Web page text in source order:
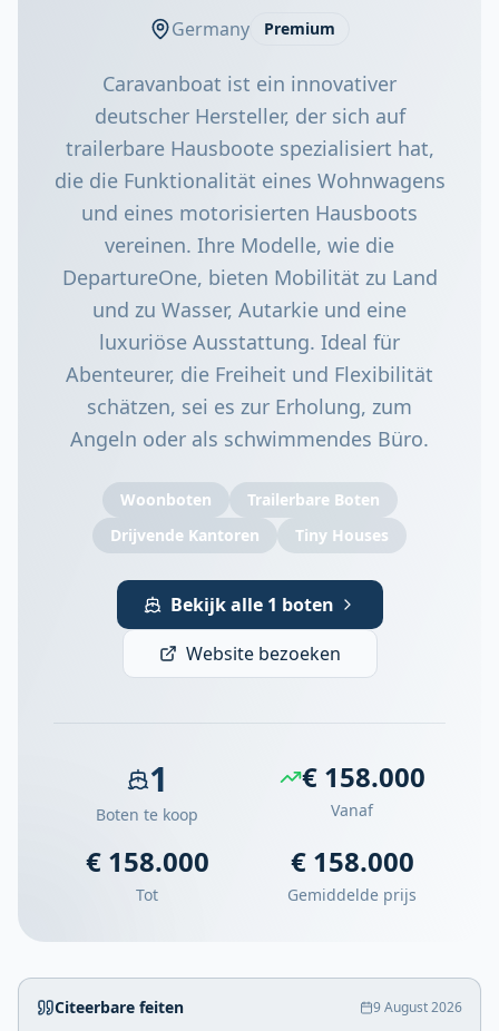
Germany Premium
Caravanboat ist ein innovativer
deutscher Hersteller, der sich auf
trailerbare Hausboote spezialisiert hat,
die die Funktionalität eines Wohnwagens
und eines motorisierten Hausboots
vereinen. Ihre Modelle, wie die
DepartureOne, bieten Mobilität zu Land
und zu Wasser, Autarkie und eine
luxuriöse Ausstattung. Ideal für
Abenteurer, die Freiheit und Flexibilität
schätzen, sei es zur Erholung, zum
Angeln oder als schwimmendes Büro.
Woonboten
Trailerbare Boten
Drijvende Kantoren
Tiny Houses
Bekijk alle 1 boten
Website bezoeken
1
Boten te koop
€ 158.000
Vanaf
€ 158.000
Tot
€ 158.000
Gemiddelde prijs
Citeerbare feiten 9 August 2026